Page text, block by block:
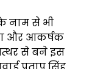
नाम से भी
और आकर्षक
से बने इस